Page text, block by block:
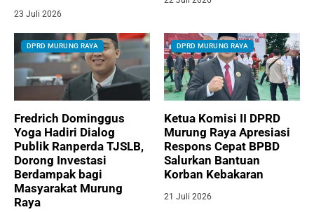
23 Juli 2026
DPRD MURUNG RAYA
Fredrich Dominggus
Yoga Hadiri Dialog
Publik Ranperda TJSLB,
Dorong Investasi
Berdampak bagi
Masyarakat Murung
Raya
DPRD MURUNG RAYA
Ketua Komisi II DPRD
Murung Raya Apresiasi
Respons Cepat BPBD
Salurkan Bantuan
Korban Kebakaran
21 Juli 2026